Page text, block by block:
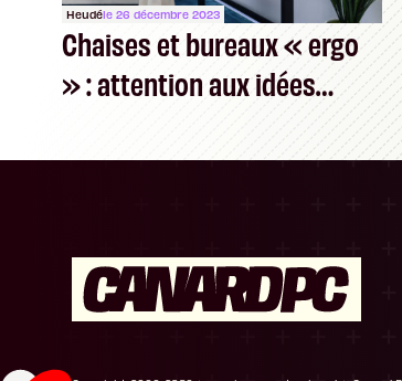
Heudéle 26 décembre 2023
Chaises et bureaux « ergo
» : attention aux idées